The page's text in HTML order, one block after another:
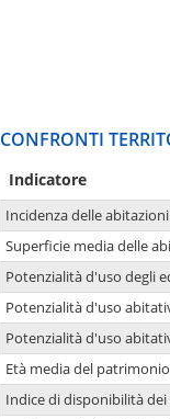
CONFRONTI
Indicatore
Incidenza delle
Superficie media delle
Potenzialità d'uso degli
Potenzialità d'uso
Potenzialità d'uso
Età media del
Indice di disponibilità